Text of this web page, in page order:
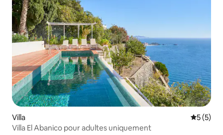
Villa
5 (5)
Villa El Abanico pour adultes uniquement